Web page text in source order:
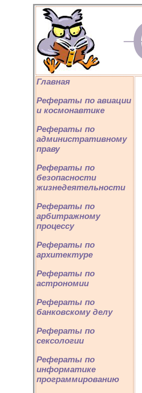
Главная
Рефераты по авиации
и космонавтике
Рефераты по
административному
праву
Рефераты по
безопасности
жизнедеятельности
Рефераты по
арбитражному
процессу
Рефераты по
архитектуре
Рефераты по
астрономии
Рефераты по
банковскому делу
Рефераты по
сексологии
Рефераты по
информатике
программированию